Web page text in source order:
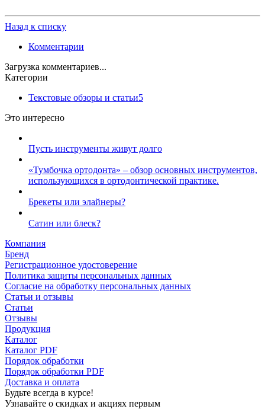
Назад к списку
Комментарии
Загрузка комментариев...
Категории
Текстовые обзоры и статьи5
Это интересно
Пусть инструменты живут долго
«Тумбочка ортодонта» – обзор основных инструментов,
использующихся в ортодонтической практике.
Брекеты или элайнеры?
Сатин или блеск?
Компания
Бренд
Регистрационное удостоверение
Политика защиты персональных данных
Согласие на обработку персональных данных
Статьи и отзывы
Статьи
Отзывы
Продукция
Каталог
Каталог PDF
Порядок обработки
Порядок обработки PDF
Доставка и оплата
Будьте всегда в курсе!
Узнавайте о скидках и акциях первым